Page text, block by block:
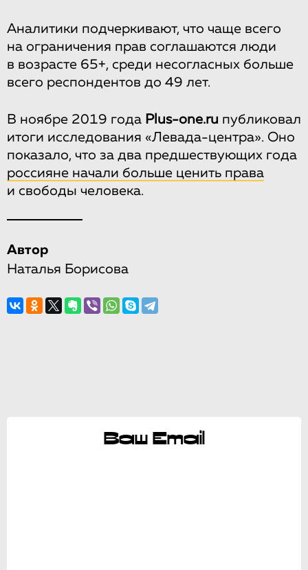
Аналитики подчеркивают, что чаще всего
на ограничения прав соглашаются люди
в возрасте 65+, среди несогласных больше
всего респондентов до 49 лет.
В ноябре 2019 года Plus-one.ru публиковал
итоги исследования «Левада-центра». Оно
показало, что за два предшествующих года
россияне начали больше ценить права
и свободы человека.
Автор
Наталья Борисова
Ваш Email